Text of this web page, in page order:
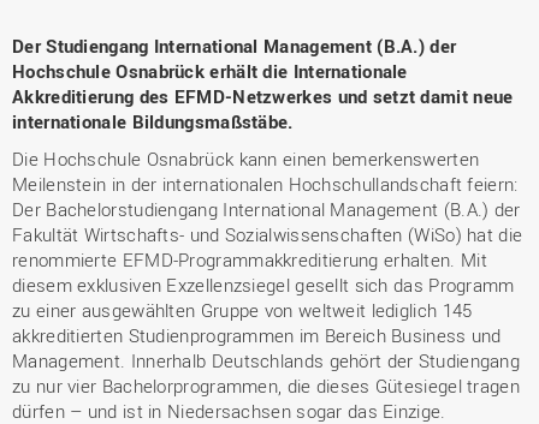
Der Studiengang International Management (B.A.) der
Hochschule Osnabrück erhält die Internationale
Akkreditierung des EFMD-Netzwerkes und setzt damit neue
internationale Bildungsmaßstäbe.
Die Hochschule Osnabrück kann einen bemerkenswerten
Meilenstein in der internationalen Hochschullandschaft feiern:
Der Bachelorstudiengang International Management (B.A.) der
Fakultät Wirtschafts- und Sozialwissenschaften (WiSo) hat die
renommierte EFMD-Programmakkreditierung erhalten. Mit
diesem exklusiven Exzellenzsiegel gesellt sich das Programm
zu einer ausgewählten Gruppe von weltweit lediglich 145
akkreditierten Studienprogrammen im Bereich Business und
Management. Innerhalb Deutschlands gehört der Studiengang
zu nur vier Bachelorprogrammen, die dieses Gütesiegel tragen
dürfen – und ist in Niedersachsen sogar das Einzige.